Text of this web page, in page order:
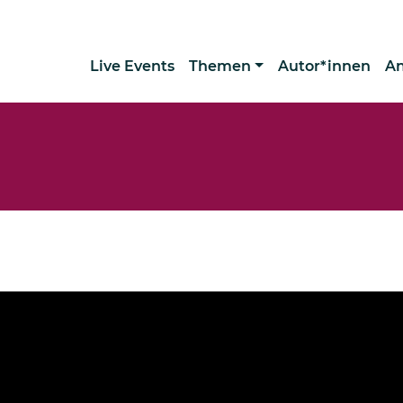
Live Events Themen Autor*innen